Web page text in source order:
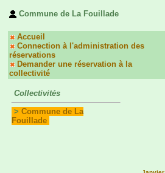
Commune de La Fouillade
Accueil
Connection à l'administration des
réservations
Demander une réservation à la
collectivité
Collectivités
> Commune de La
Fouillade